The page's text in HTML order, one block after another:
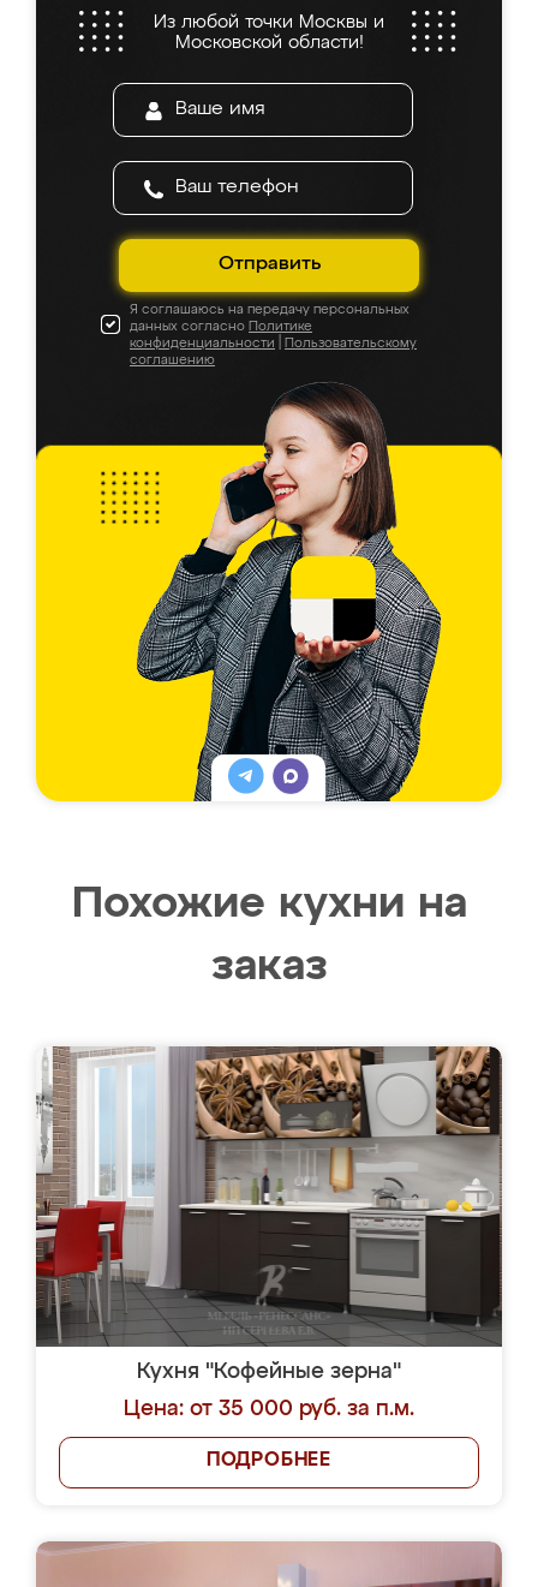
Из любой точки Москвы и
Московской области!
Отправить
Я соглашаюсь на передачу персональных
данных согласно Политике
конфиденциальности
Пользовательскому
соглашению
Похожие кухни на
заказ
Кухня "Кофейные зерна"
Цена: от 35 000 руб. за п.м.
ПОДРОБНЕЕ